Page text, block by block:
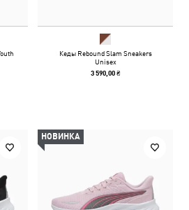
Кеды Rebound Slam Sneakers
Unisex
3 590,00 ₴
НОВИНКА